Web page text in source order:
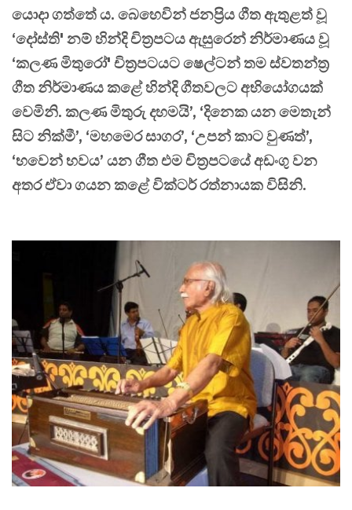
යොදා ගත්තේ ය. බෙහෙවින් ජනප්‍රිය ගීත ඇතුළත් වූ
‘දෝස්ති' නම් හින්දි චිත්‍රපටය ඇසුරෙන් නිර්මාණය වූ
‘කලණ මිතුරෝ' චිත්‍රපටයට ෂෙල්ටන් තම ස්වතන්ත්‍ර
ගීත නිර්මාණය කළේ හින්දි ගීතවලට අභියෝගයක්
වෙමිනි. කලණ මිතුරු දහමයි’, ‘දිනෙක යන මෙතැන්
සිට නික්මී’, ‘මහමෙර සාගර’, ‘උපන් කාට වුණත්’,
‘භවෙන් භවය’ යන ගීත එම චිත්‍රපටයේ අඩංගු වන
අතර ඒවා ගයන කළේ වික්ටර් රත්නායක විසිනි.